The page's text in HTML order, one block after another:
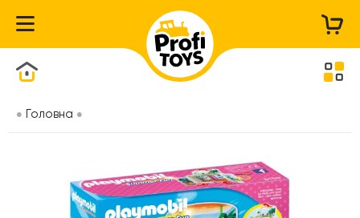
Головна
Каталог товарів